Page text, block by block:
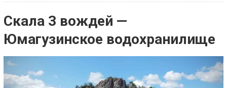
Скала 3 вождей —
Юмагузинское водохранилище